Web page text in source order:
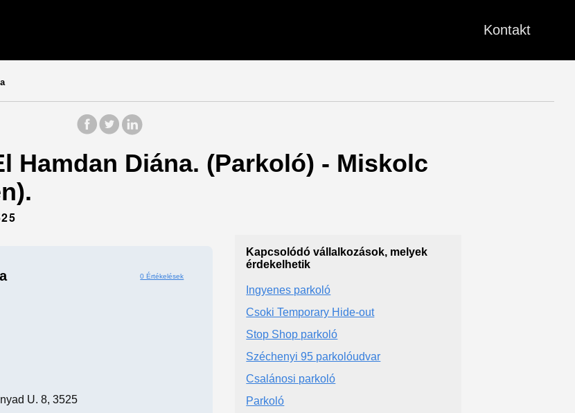
Kontakt
Hamdan Diána. (Parkoló) - Miskolc
0 Értékelések
U. 8, 3525
Kapcsolódó vállalkozások, melyek
érdekelhetik
Ingyenes parkoló
Csoki Temporary Hide-out
Stop Shop parkoló
Széchenyi 95 parkolóudvar
Csalánosi parkoló
Parkoló